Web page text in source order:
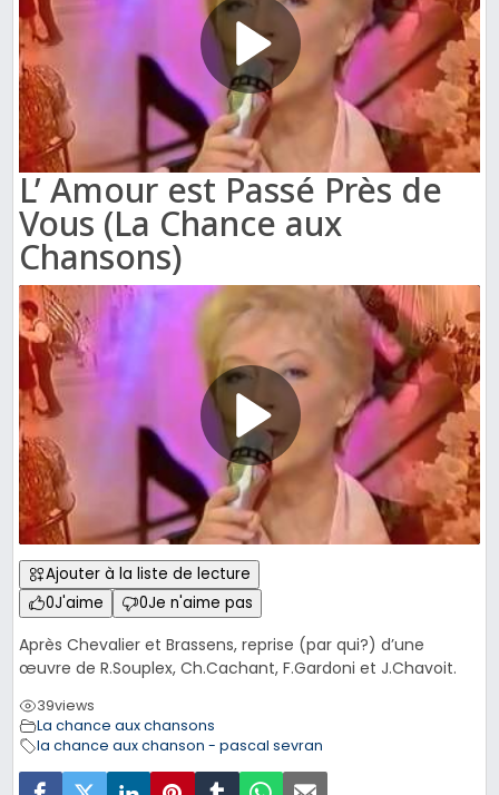
L’ Amour est Passé Près de
Vous (La Chance aux
Chansons)
Ajouter à la liste de lecture
0J'aime 0Je n'aime pas
Après Chevalier et Brassens, reprise (par qui?) d’une
œuvre de R.Souplex, Ch.Cachant, F.Gardoni et J.Chavoit.
39views
La chance aux chansons
la chance aux chanson - pascal sevran